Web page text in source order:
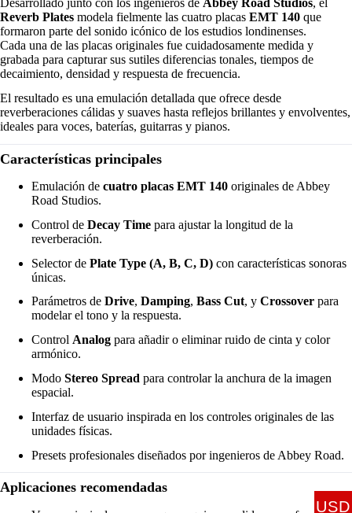
Desarrollado junto con los ingenieros de Abbey Road Studios, el
Reverb Plates modela fielmente las cuatro placas EMT 140 que
formaron parte del sonido icónico de los estudios londinenses.
Cada una de las placas originales fue cuidadosamente medida y
grabada para capturar sus sutiles diferencias tonales, tiempos de
decaimiento, densidad y respuesta de frecuencia.
El resultado es una emulación detallada que ofrece desde
reverberaciones cálidas y suaves hasta reflejos brillantes y envolventes,
ideales para voces, baterías, guitarras y pianos.
Características principales
Emulación de cuatro placas EMT 140 originales de Abbey
Road Studios.
Control de Decay Time para ajustar la longitud de la
reverberación.
Selector de Plate Type (A, B, C, D) con características sonoras
únicas.
Parámetros de Drive, Damping, Bass Cut, y Crossover para
modelar el tono y la respuesta.
Control Analog para añadir o eliminar ruido de cinta y color
armónico.
Modo Stereo Spread para controlar la anchura de la imagen
espacial.
Interfaz de usuario inspirada en los controles originales de las
unidades físicas.
Presets profesionales diseñados por ingenieros de Abbey Road.
Aplicaciones recomendadas
USD